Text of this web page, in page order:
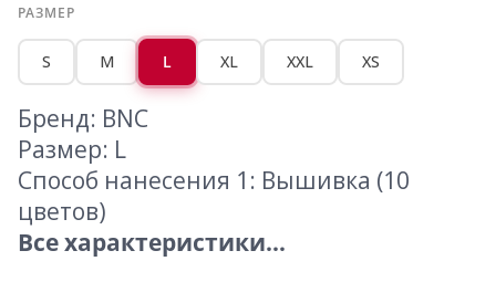
РАЗМЕР
S M L XL XXL XS
Бренд: BNC
Размер: L
Способ нанесения 1: Вышивка (10
цветов)
Все характеристики...